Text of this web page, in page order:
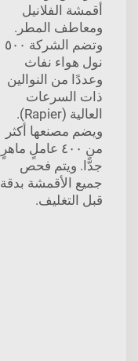
أقمشة الفلانيل
ومعاطف المطر.
وتضم الشركة ٥٠٠
نول هواء نفاث
وعددًا من النوالين
ذات السرعات
العالية (Rapier).
ويضم مصنعها أكثر
من ٤٠٠ عاملٍ ماهرٍ
جدًّا. ويتم فحص
جميع الأقمشة بدقة
قبل التغليف.